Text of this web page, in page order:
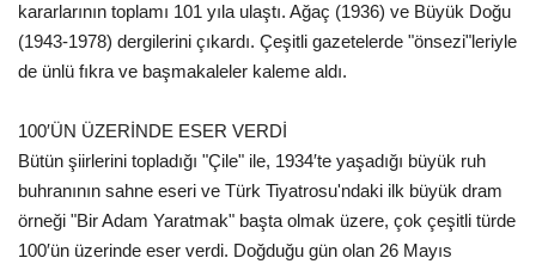
kararlarının toplamı 101 yıla ulaştı. Ağaç (1936) ve Büyük Doğu
(1943-1978) dergilerini çıkardı. Çeşitli gazetelerde "önsezi"leriyle
de ünlü fıkra ve başmakaleler kaleme aldı.
100′ÜN ÜZERİNDE ESER VERDİ
Bütün şiirlerini topladığı "Çile" ile, 1934′te yaşadığı büyük ruh
buhranının sahne eseri ve Türk Tiyatrosu'ndaki ilk büyük dram
örneği "Bir Adam Yaratmak" başta olmak üzere, çok çeşitli türde
100′ün üzerinde eser verdi. Doğduğu gün olan 26 Mayıs